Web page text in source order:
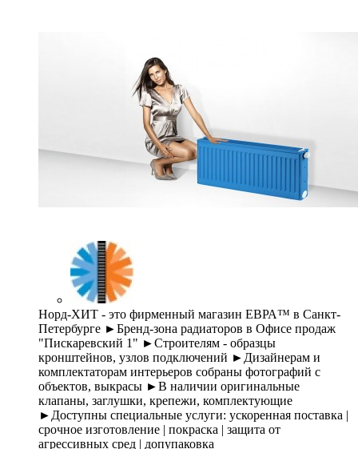
Норд-ХИТ - это фирменный магазин ЕВРА™ в Санкт-
Петербурге ►Бренд-зона радиаторов в Офисе продаж
"Пискаревский 1" ►Строителям - образцы
кронштейнов, узлов подключений ►Дизайнерам и
комплектаторам интерьеров собраны фотографий с
объектов, выкрасы ►В наличии оригинальные
клапаны, заглушки, крепежи, комплектующие
►Доступны специальные услуги: ускоренная поставка |
срочное изготовление | покраска | защита от
агрессивных сред | допупаковка